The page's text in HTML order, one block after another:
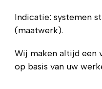
Indicatie: systemen
(maatwerk).
Wij maken altijd een
op basis van uw